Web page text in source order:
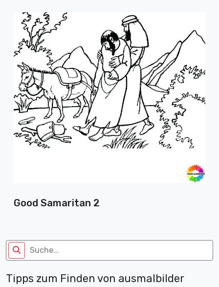
Good Samaritan 2
Tipps zum Finden von ausmalbilder